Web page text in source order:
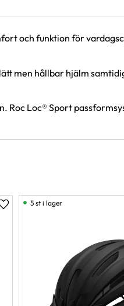
och funktion för
men hållbar hjälm
Roc Loc® Sport
Lägg till i favoriter
5 st i lager